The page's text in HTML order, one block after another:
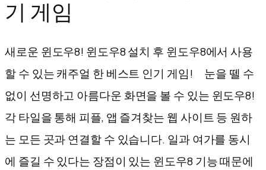
가
기 게임
새로운 윈도우8! 윈도우8 설치 후 윈도우8에서 사용
할 수 있는 캐주얼 한 베스트 인기 게임! 눈을 뗄 수
없이 선명하고 아름다운 화면을 볼 수 있는 윈도우8!
각 타일을 통해 피플, 앱 즐겨찾는 웹 사이트 등 원하
는 모든 곳과 연결할 수 있습니다. 일과 여가를 동시
에 즐길 수 있다는 장점이 있는 윈도우8 기능 때문에